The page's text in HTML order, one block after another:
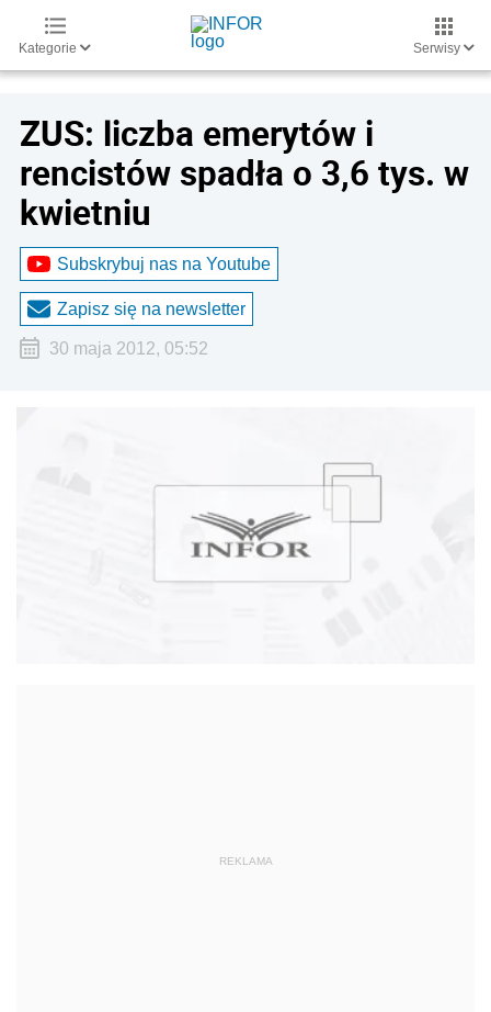
Kategorie Serwisy
ZUS: liczba emerytów i
rencistów spadła o 3,6 tys. w
kwietniu
Subskrybuj nas na Youtube
Zapisz się na newsletter
30 maja 2012, 05:52